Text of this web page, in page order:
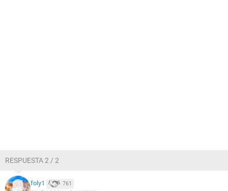
RESPUESTA 2 / 2
foly1 761